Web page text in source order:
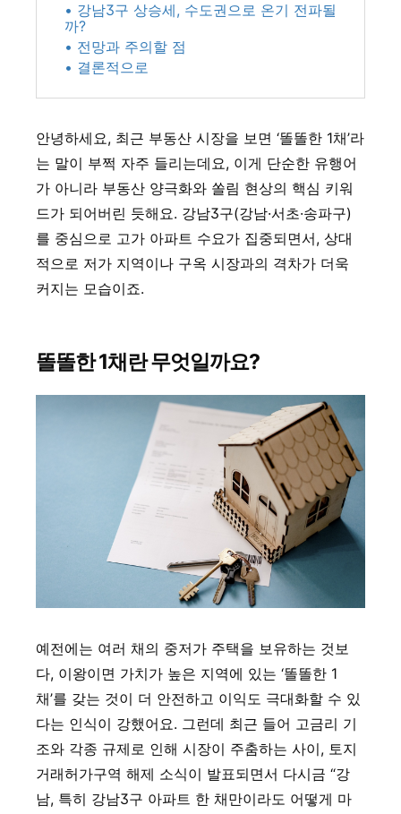
• 강남3구 상승세, 수도권으로 온기 전파될
까?
• 전망과 주의할 점
• 결론적으로
안녕하세요, 최근 부동산 시장을 보면 ‘똘똘한 1채’라
는 말이 부쩍 자주 들리는데요, 이게 단순한 유행어
가 아니라 부동산 양극화와 쏠림 현상의 핵심 키워
드가 되어버린 듯해요. 강남3구(강남·서초·송파구)
를 중심으로 고가 아파트 수요가 집중되면서, 상대
적으로 저가 지역이나 구옥 시장과의 격차가 더욱
커지는 모습이죠.
똘똘한 1채란 무엇일까요?
예전에는 여러 채의 중저가 주택을 보유하는 것보
다, 이왕이면 가치가 높은 지역에 있는 ‘똘똘한 1
채’를 갖는 것이 더 안전하고 이익도 극대화할 수 있
다는 인식이 강했어요. 그런데 최근 들어 고금리 기
조와 각종 규제로 인해 시장이 주춤하는 사이, 토지
거래허가구역 해제 소식이 발표되면서 다시금 “강
남, 특히 강남3구 아파트 한 채만이라도 어떻게 마